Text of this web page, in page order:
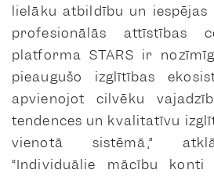
lielāku atbildību un
profesionālās
platforma STARS ir
pieaugušo izglītības
apvienojot cilvēku
tendences un kvalitatīvu
vienotā sistēmā,”
“Individuālie mācību konti